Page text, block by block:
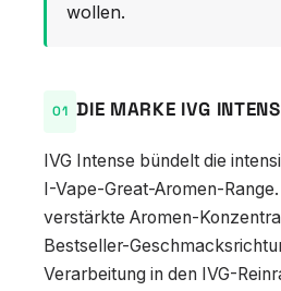
wollen.
DIE MARKE IVG
IVG Intense bündelt die
I-Vape-Great-Aromen-
verstärkte Aromen-
Bestseller-
Verarbeitung in den IVG-